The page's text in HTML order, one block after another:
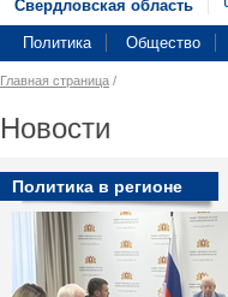
Свердловская область
Политика Общество
Главная страница /
Новости
Политика в регионе